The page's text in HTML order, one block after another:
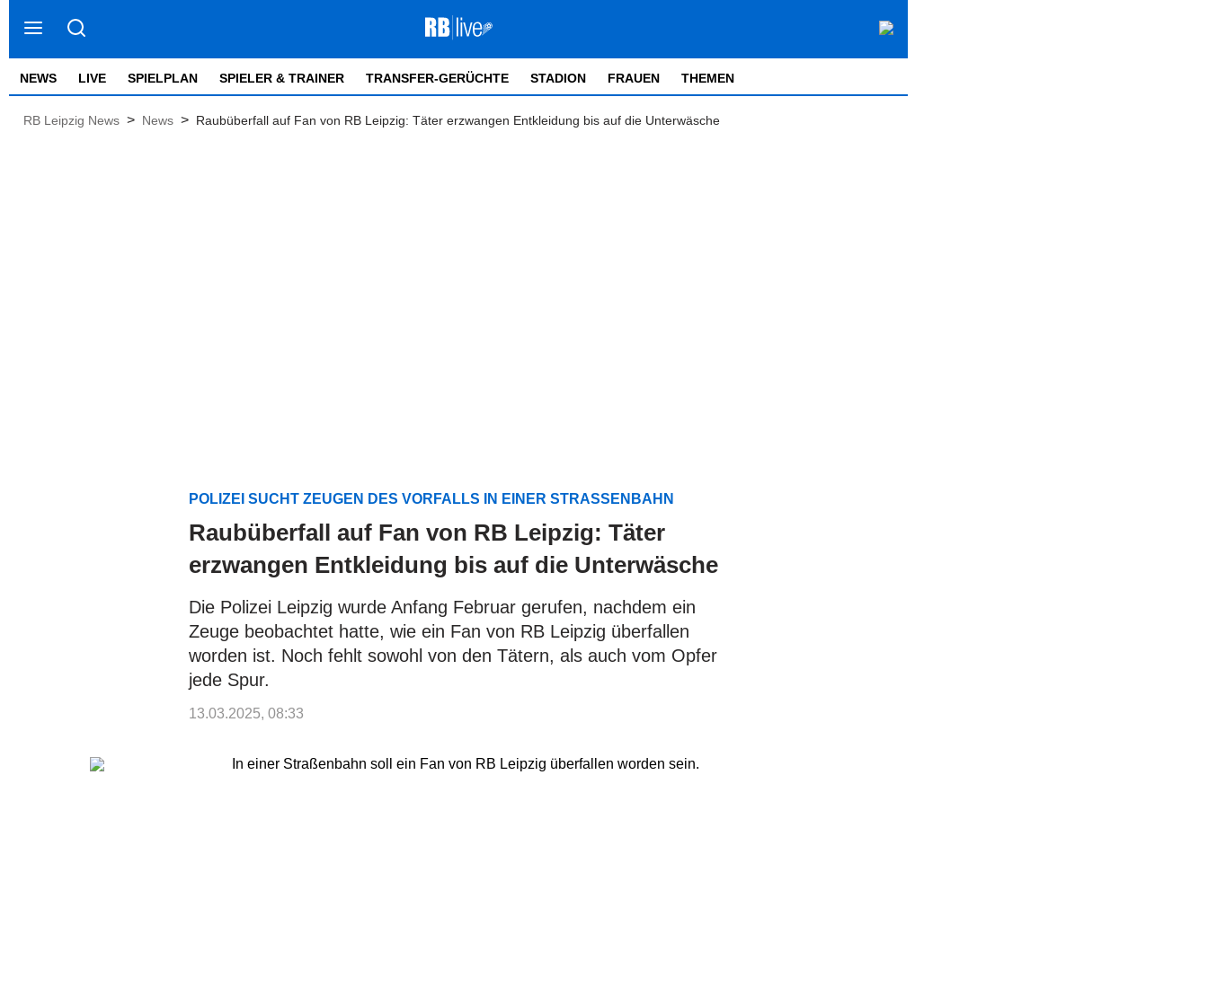
NEWS LIVE SPIELPLAN SPIELER & TRAINER TRANSFER-GERÜCHTE STADION FRAUEN THEMEN
RB Leipzig News > News > Raubüberfall auf Fan von RB Leipzig: Täter erzwangen Entkleidung bis auf die Unterwäsche
POLIZEI SUCHT ZEUGEN DES VORFALLS IN EINER STRASSENBAHN
Raubüberfall auf Fan von RB Leipzig: Täter
erzwangen Entkleidung bis auf die Unterwäsche
Die Polizei Leipzig wurde Anfang Februar gerufen, nachdem ein
Zeuge beobachtet hatte, wie ein Fan von RB Leipzig überfallen
worden ist. Noch fehlt sowohl von den Tätern, als auch vom Opfer
jede Spur.
13.03.2025, 08:33